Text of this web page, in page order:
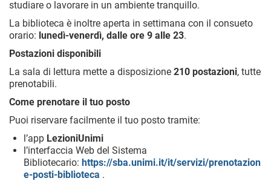
studiare o lavorare in un ambiente tranquillo.
La biblioteca è inoltre aperta in settimana con il consueto
orario: lunedì-venerdì, dalle ore 9 alle 23.
Postazioni disponibili
La sala di lettura mette a disposizione 210 postazioni, tutte
prenotabili.
Come prenotare il tuo posto
Puoi riservare facilmente il tuo posto tramite:
l’app LezioniUnimi
l’interfaccia Web del Sistema
Bibliotecario: https://sba.unimi.it/it/servizi/prenotazion
e-posti-biblioteca .